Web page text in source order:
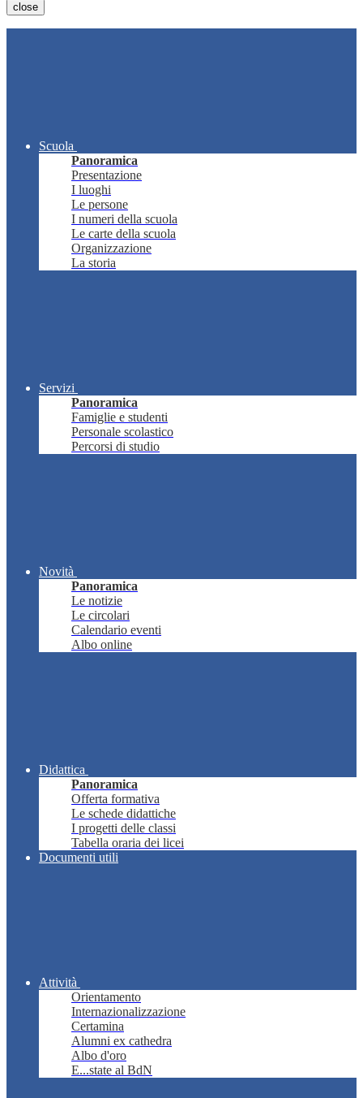
close
Scuola
Panoramica
Presentazione
I luoghi
Le persone
I numeri della scuola
Le carte della scuola
Organizzazione
La storia
Servizi
Panoramica
Famiglie e studenti
Personale scolastico
Percorsi di studio
Novità
Panoramica
Le notizie
Le circolari
Calendario eventi
Albo online
Didattica
Panoramica
Offerta formativa
Le schede didattiche
I progetti delle classi
Tabella oraria dei licei
Documenti utili
Attività
Orientamento
Internazionalizzazione
Certamina
Alumni ex cathedra
Albo d'oro
E...state al BdN